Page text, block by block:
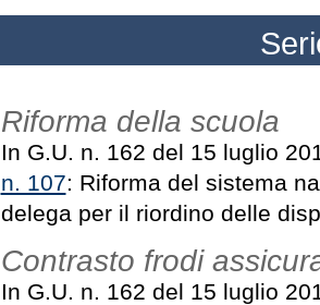
Riforma della scuola
In G.U. n. 162 del 15 luglio
n. 107: Riforma del sistema
delega per il riordino delle
Contrasto frodi
In G.U. n. 162 del 15 luglio